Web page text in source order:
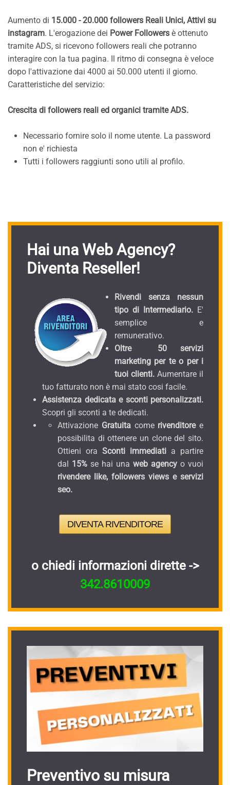
Aumento di 15.000 - 20.000 followers Reali Unici, Attivi su
instagram. L'erogazione dei Power Followers è ottenuto
tramite ADS, si ricevono followers reali che potranno
interagire con la tua pagina. Il ritmo di consegna è veloce
dopo l'attivazione dai 4000 ai 50.000 utenti il giorno.
Caratteristiche del servizio:
Crescita di followers reali ed organici tramite ADS.
Necessario fornire solo il nome utente. La password
non e' richiesta
Tutti i followers raggiunti sono utili al profilo.
Hai una Web Agency?
Diventa Reseller!
Rivendi senza nessun
tipo di Intermediario. E'
semplice e
remunerativo.
Oltre 50 servizi
marketing per te o per i
tuoi clienti. Aumentare il
tuo fatturato non è mai stato cosi facile.
Assistenza dedicata e sconti personalizzati.
Scopri gli sconti a te dedicati.
Attivazione Gratuitacomerivenditoree
possibilita di ottenere un clone del sito.
Ottieni ora Sconti immediati a partire
dal 15% se hai una web agency o vuoi
rivendere like, followers views e servizi
seo.
DIVENTA RIVENDITORE
o chiedi informazioni dirette ->
342.8610009
Preventivo su misura